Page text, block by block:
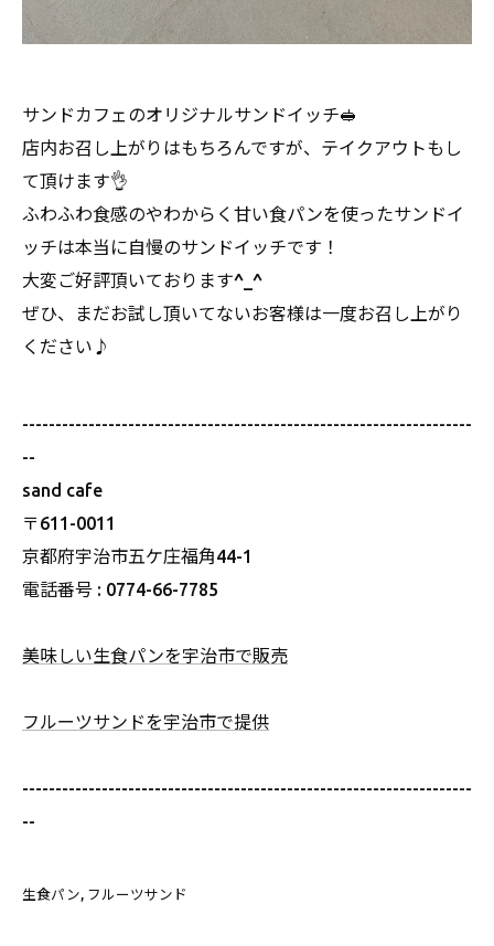
サンドカフェのオリジナルサンドイッチ🥪
店内お召し上がりはもちろんですが、テイクアウトもし
て頂けます👌
ふわふわ食感のやわからく甘い食パンを使ったサンドイ
ッチは本当に自慢のサンドイッチです！
大変ご好評頂いております^_^
ぜひ、まだお試し頂いてないお客様は一度お召し上がり
ください♪
--------------------------------------------------------------------
--
sand cafe
〒611-0011
京都府宇治市五ケ庄福角44-1
電話番号 : 0774-66-7785
美味しい生食パンを宇治市で販売
フルーツサンドを宇治市で提供
--------------------------------------------------------------------
--
生食パン フルーツサンド